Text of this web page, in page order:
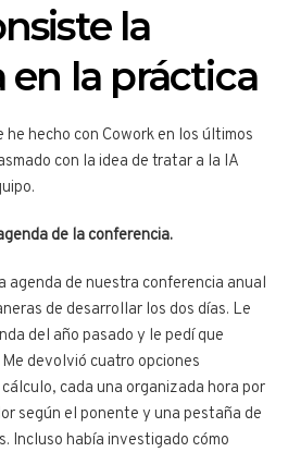
la
en la práctica
hecho con Cowork en los últimos
con la idea de tratar a la IA
de la conferencia.
agenda de nuestra conferencia anual
de desarrollar los dos días. Le
del año pasado y le pedí que
devolvió cuatro opciones
cada una organizada hora por
según el ponente y una pestaña de
Incluso había investigado cómo